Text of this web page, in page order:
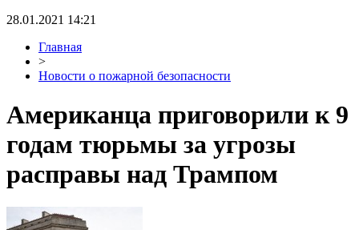
28.01.2021 14:21
Главная
>
Новости о пожарной безопасности
Американца приговорили к 9
годам тюрьмы за угрозы
расправы над Трампом